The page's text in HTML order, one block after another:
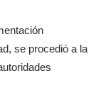
se procedió a la